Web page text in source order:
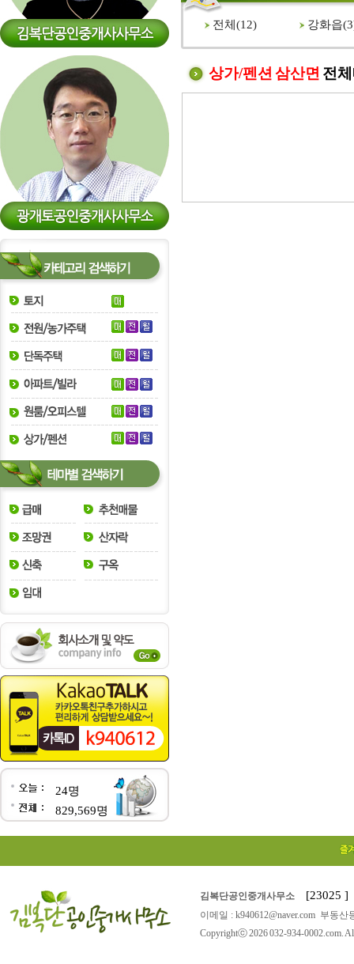
24명
829,569명
전체(12) 강화읍(3
상가/펜션 삼산면 전
김복단공인중개사무소 [23025 ]
이메일 : k940612@naver.com 부동
Copyrightⓒ 2026 032-934-0002.com.